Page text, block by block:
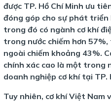
được TP. Hồ Chí Minh ưu
đóng góp cho sự phát
trong đó có ngành cơ khí
trong nước chiếm hơn
ngoài chiếm khoảng 43%.
chính xác cao là một trong
doanh nghiệp cơ khí tại TP.
Tuy nhiên, cơ khí Việt Nam